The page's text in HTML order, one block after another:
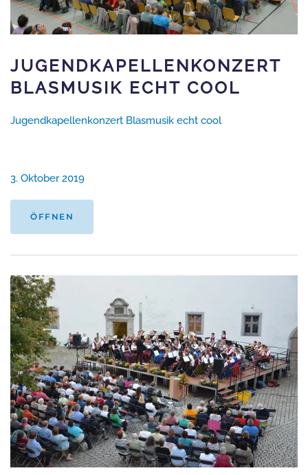
JUGENDKAPELLENKONZERT
BLASMUSIK ECHT COOL
Jugendkapellenkonzert Blasmusik echt cool
3. Oktober 2019
ÖFFNEN